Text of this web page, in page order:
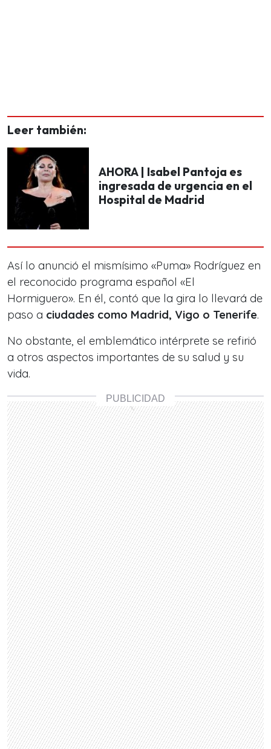
Leer también:
AHORA | Isabel Pantoja es
ingresada de urgencia en el
Hospital de Madrid
Así lo anunció el mismísimo «Puma» Rodríguez en
el reconocido programa español «El
Hormiguero». En él, contó que la gira lo llevará de
paso a ciudades como Madrid, Vigo o Tenerife.
No obstante, el emblemático intérprete se refirió
a otros aspectos importantes de su salud y su
vida.